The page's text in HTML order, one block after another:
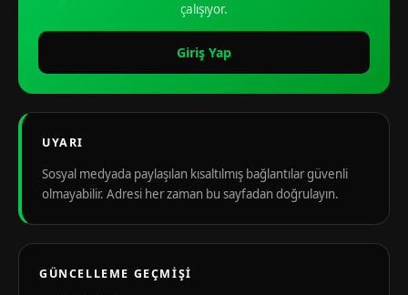
çalışıyor.
Giriş Yap
UYARI
Sosyal medyada paylaşılan kısaltılmış bağlantılar güvenli
olmayabilir. Adresi her zaman bu sayfadan doğrulayın.
GÜNCELLEME GEÇMIŞI